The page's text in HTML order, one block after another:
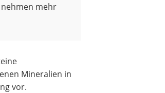
mehr
Mineralien in
vor.